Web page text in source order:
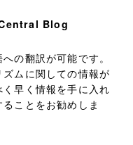
Blog
の翻訳が可能です。
ムに関しての情報が
早く情報を手に入れ
ことをお勧めしま